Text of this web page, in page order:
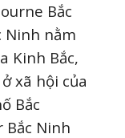
Bắc
Ninh nằm
Kinh Bắc,
xã hội của
Bắc
Bắc Ninh